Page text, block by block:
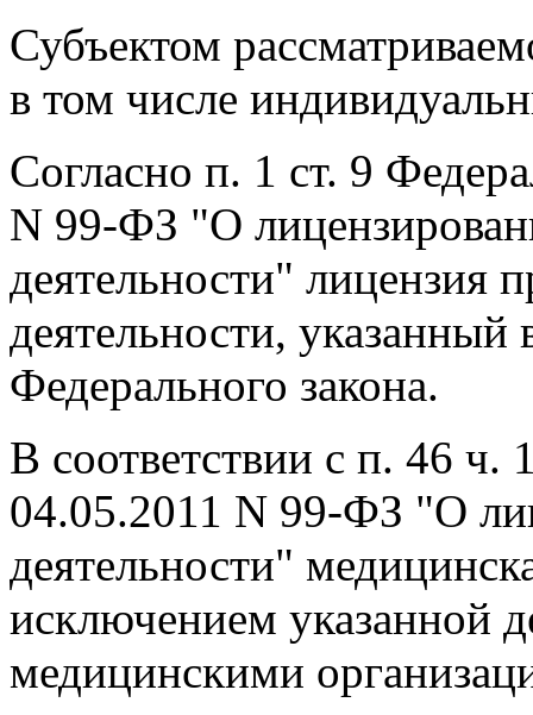
Субъектом
в том числе
Согласно п. 1 ст. 9
N 99-ФЗ "О
деятельности" лицензия
деятельности, указанный
Федерального закона.
В соответствии с п. 46 ч.
04.05.2011 N 99-ФЗ "О
деятельности"
исключением указанной
медицинскими